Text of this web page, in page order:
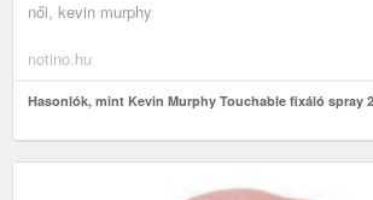
női, kevin murphy
notino.hu
Hasonlók, mint Kevin Murphy Touchable fixáló spray